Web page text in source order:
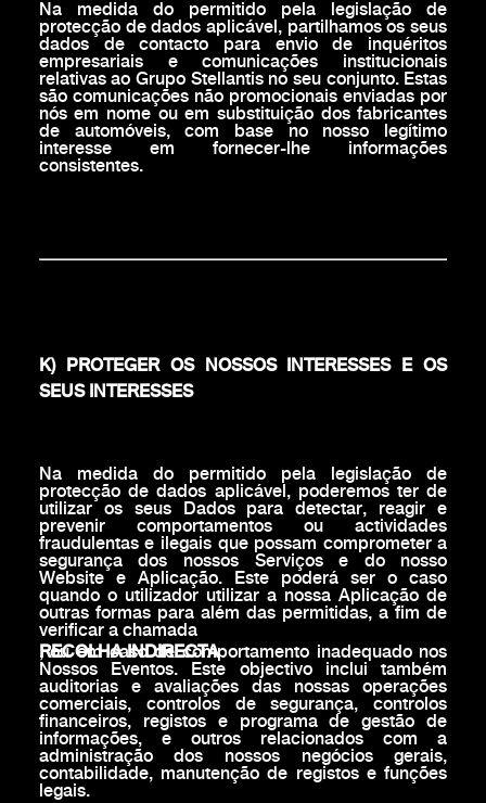
Na medida do permitido pela legislação de
protecção de dados aplicável, partilhamos os seus
dados de contacto para envio de inquéritos
empresariais e comunicações institucionais
relativas ao Grupo Stellantis no seu conjunto. Estas
são comunicações não promocionais enviadas por
nós em nome ou em substituição dos fabricantes
de automóveis, com base no nosso legítimo
interesse em fornecer-lhe informações
consistentes.
K) PROTEGER OS NOSSOS INTERESSES E OS
SEUS INTERESSES
Na medida do permitido pela legislação de
protecção de dados aplicável, poderemos ter de
utilizar os seus Dados para detectar, reagir e
prevenir comportamentos ou actividades
fraudulentas e ilegais que possam comprometer a
segurança dos nossos Serviços e do nosso
Website e Aplicação. Este poderá ser o caso
quando o utilizador utilizar a nossa Aplicação de
outras formas para além das permitidas, a fim de
verificar a chamada
RECOLHA INDIRECTA
, ou em caso de comportamento inadequado nos
Nossos Eventos. Este objectivo inclui também
auditorias e avaliações das nossas operações
comerciais, controlos de segurança, controlos
financeiros, registos e programa de gestão de
informações, e outros relacionados com a
administração dos nossos negócios gerais,
contabilidade, manutenção de registos e funções
legais.